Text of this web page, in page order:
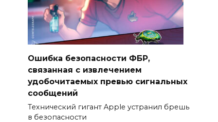
Ошибка безопасности ФБР,
связанная с извлечением
удобочитаемых превью сигнальных
сообщений
Технический гигант Apple устранил брешь
в безопасности